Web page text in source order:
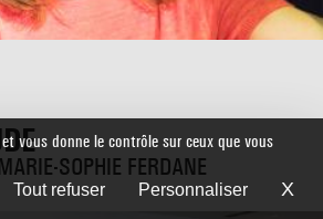
SOPHIE FERDANE
vous donne le contrôle sur ceux que vous
Tout refuser Personnaliser X